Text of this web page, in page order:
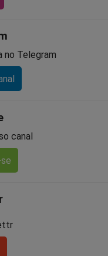
no Telegram
canal